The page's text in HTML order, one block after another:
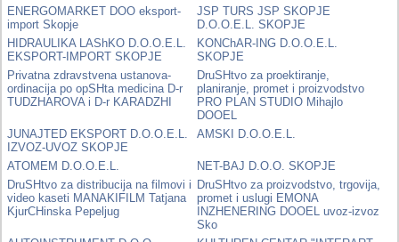
ENERGOMARKET DOO eksport-
import Skopje
JSP TURS JSP SKOPJE
D.O.O.E.L. SKOPJE
HIDRAULIKA LAShKO D.O.O.E.L.
EKSPORT-IMPORT SKOPJE
KONChAR-ING D.O.O.E.L.
SKOPJE
Privatna zdravstvena ustanova-
ordinacija po opSHta medicina D-r
TUDZHAROVA i D-r KARADZHI
DruSHtvo za proektiranje,
planiranje, promet i proizvodstvo
PRO PLAN STUDIO Mihajlo
DOOEL
JUNAJTED EKSPORT D.O.O.E.L.
IZVOZ-UVOZ SKOPJE
AMSKI D.O.O.E.L.
ATOMEM D.O.O.E.L.
NET-BAJ D.O.O. SKOPJE
DruSHtvo za distribucija na filmovi i
video kaseti MANAKIFILM Tatjana
KjurCHinska Pepeljug
DruSHtvo za proizvodstvo, trgovija,
promet i uslugi EMONA
INZHENERING DOOEL uvoz-izvoz
Sko